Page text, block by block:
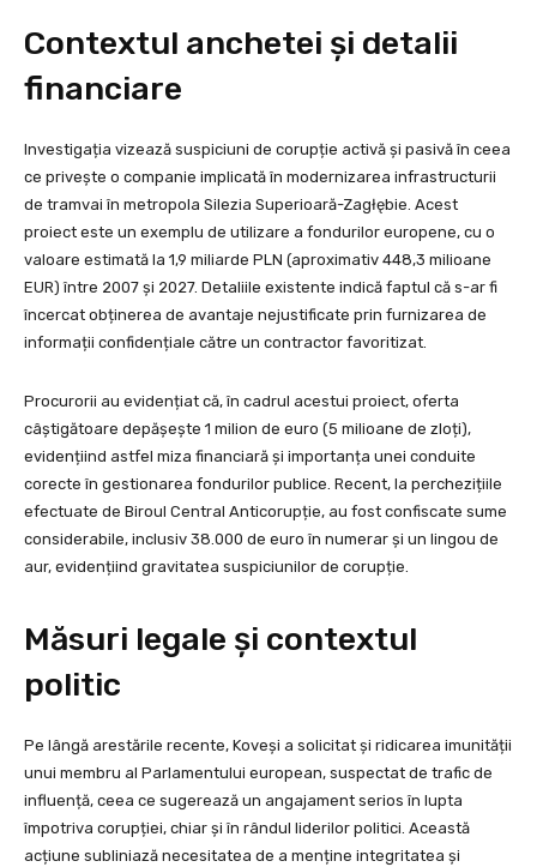
Contextul anchetei și detalii
financiare
Investigația vizează suspiciuni de corupție activă și pasivă în ceea
ce privește o companie implicată în modernizarea infrastructurii
de tramvai în metropola Silezia Superioară-Zagłębie. Acest
proiect este un exemplu de utilizare a fondurilor europene, cu o
valoare estimată la 1,9 miliarde PLN (aproximativ 448,3 milioane
EUR) între 2007 și 2027. Detaliile existente indică faptul că s-ar fi
încercat obținerea de avantaje nejustificate prin furnizarea de
informații confidențiale către un contractor favoritizat.
Procurorii au evidențiat că, în cadrul acestui proiect, oferta
câștigătoare depășește 1 milion de euro (5 milioane de zloți),
evidențiind astfel miza financiară și importanța unei conduite
corecte în gestionarea fondurilor publice. Recent, la perchezițiile
efectuate de Biroul Central Anticorupție, au fost confiscate sume
considerabile, inclusiv 38.000 de euro în numerar și un lingou de
aur, evidențiind gravitatea suspiciunilor de corupție.
Măsuri legale și contextul
politic
Pe lângă arestările recente, Koveși a solicitat și ridicarea imunității
unui membru al Parlamentului european, suspectat de trafic de
influență, ceea ce sugerează un angajament serios în lupta
împotriva corupției, chiar și în rândul liderilor politici. Această
acțiune subliniază necesitatea de a menține integritatea și